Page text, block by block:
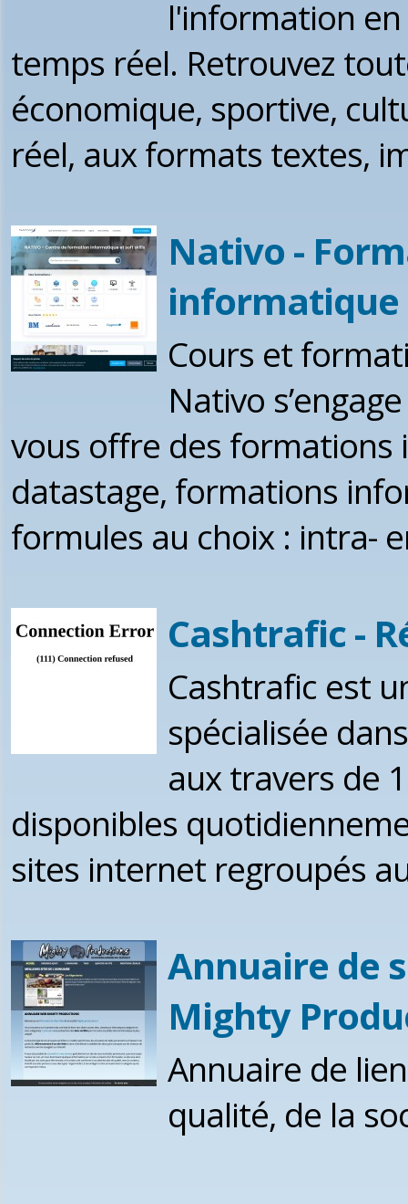
l'information
temps réel. Retrouvez
économique, sportive,
réel, aux formats textes,
Nativo -
informatique
Cours et
Nativo
vous offre des
datastage, formations
formules au choix : intra-
Cashtrafic -
Cashtrafic est
spécialisée
aux travers de
disponibles
sites internet regroupés
Annuaire de
Mighty
Annuaire de
qualité, de la